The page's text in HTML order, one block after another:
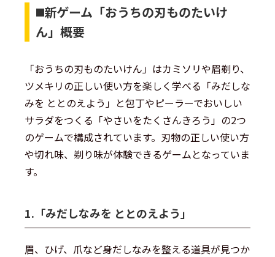
◼️新ゲーム「おうちの刃ものたいけ
ん」概要
「おうちの刃ものたいけん」はカミソリや眉剃り、
ツメキリの正しい使い方を楽しく学べる「みだしな
みを ととのえよう」と包丁やピーラーでおいしい
サラダをつくる「やさいをたくさんきろう」の2つ
のゲームで構成されています。刃物の正しい使い方
や切れ味、剃り味が体験できるゲームとなっていま
す。
1.「みだしなみを ととのえよう」
眉、ひげ、爪など身だしなみを整える道具が見つか